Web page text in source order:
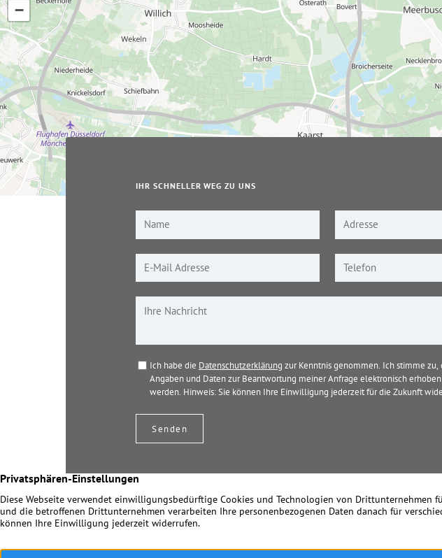
−
IHR SCHNELLER WEG ZU UNS
Ich habe die Datenschutzerklärung zur Kenntnis genommen. Ich stimme zu,
Angaben und Daten zur Beantwortung meiner Anfrage elektronisch
werden. Hinweis: Sie können Ihre Einwilligung jederzeit für die Zukunft